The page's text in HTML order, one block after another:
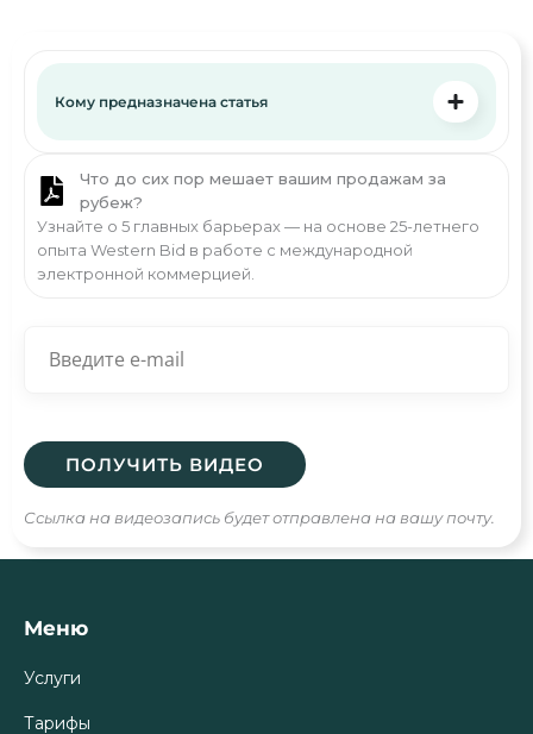
Кому предназначена статья
Что до сих пор мешает вашим продажам за
рубеж?
Узнайте о 5 главных барьерах — на основе 25-летнего
опыта Western Bid в работе с международной
электронной коммерцией.
Ссылка на видеозапись будет отправлена на вашу почту.
Меню
Услуги
Тарифы